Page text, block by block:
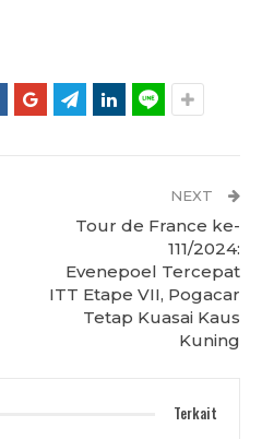
NEXT
Tour de France ke-
111/2024:
Evenepoel Tercepat
ITT Etape VII, Pogacar
Tetap Kuasai Kaus
Kuning
Terkait